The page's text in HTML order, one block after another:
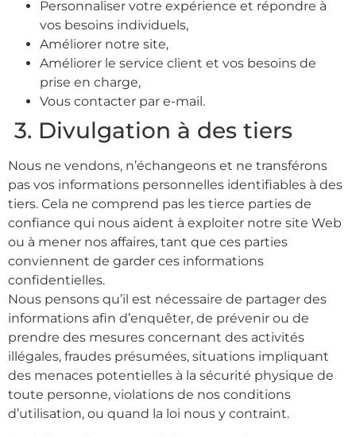
Personnaliser votre expérience et répondre à
vos besoins individuels,
Améliorer notre site,
Améliorer le service client et vos besoins de
prise en charge,
Vous contacter par e-mail.
3. Divulgation à des tiers
Nous ne vendons, n’échangeons et ne transférons
pas vos informations personnelles identifiables à des
tiers. Cela ne comprend pas les tierce parties de
confiance qui nous aident à exploiter notre site Web
ou à mener nos affaires, tant que ces parties
conviennent de garder ces informations
confidentielles.
Nous pensons qu’il est nécessaire de partager des
informations afin d’enquêter, de prévenir ou de
prendre des mesures concernant des activités
illégales, fraudes présumées, situations impliquant
des menaces potentielles à la sécurité physique de
toute personne, violations de nos conditions
d’utilisation, ou quand la loi nous y contraint.